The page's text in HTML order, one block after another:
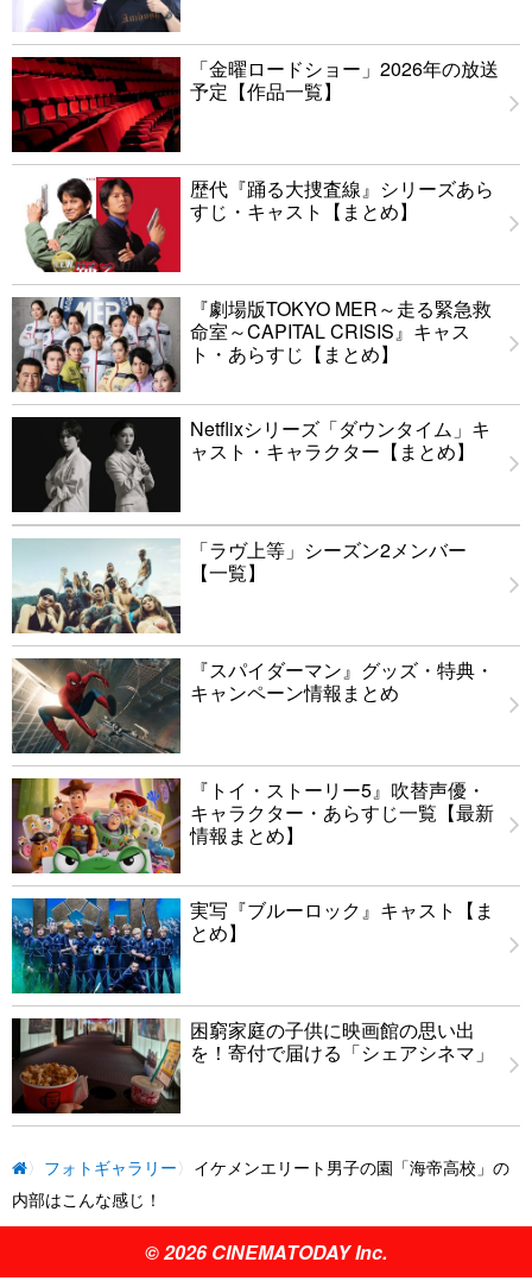
「金曜ロードショー」2026年の放送
予定【作品一覧】
歴代『踊る大捜査線』シリーズあら
すじ・キャスト【まとめ】
『劇場版TOKYO MER～走る緊急救
命室～CAPITAL CRISIS』キャス
ト・あらすじ【まとめ】
Netflixシリーズ「ダウンタイム」キ
ャスト・キャラクター【まとめ】
「ラヴ上等」シーズン2メンバー
【一覧】
『スパイダーマン』グッズ・特典・
キャンペーン情報まとめ
『トイ・ストーリー5』吹替声優・
キャラクター・あらすじ一覧【最新
情報まとめ】
実写『ブルーロック』キャスト【ま
とめ】
困窮家庭の子供に映画館の思い出
を！寄付で届ける「シェアシネマ」
フォトギャラリー
イケメンエリート男子の園「海帝高校」の
内部はこんな感じ！
© 2026 CINEMATODAY Inc.